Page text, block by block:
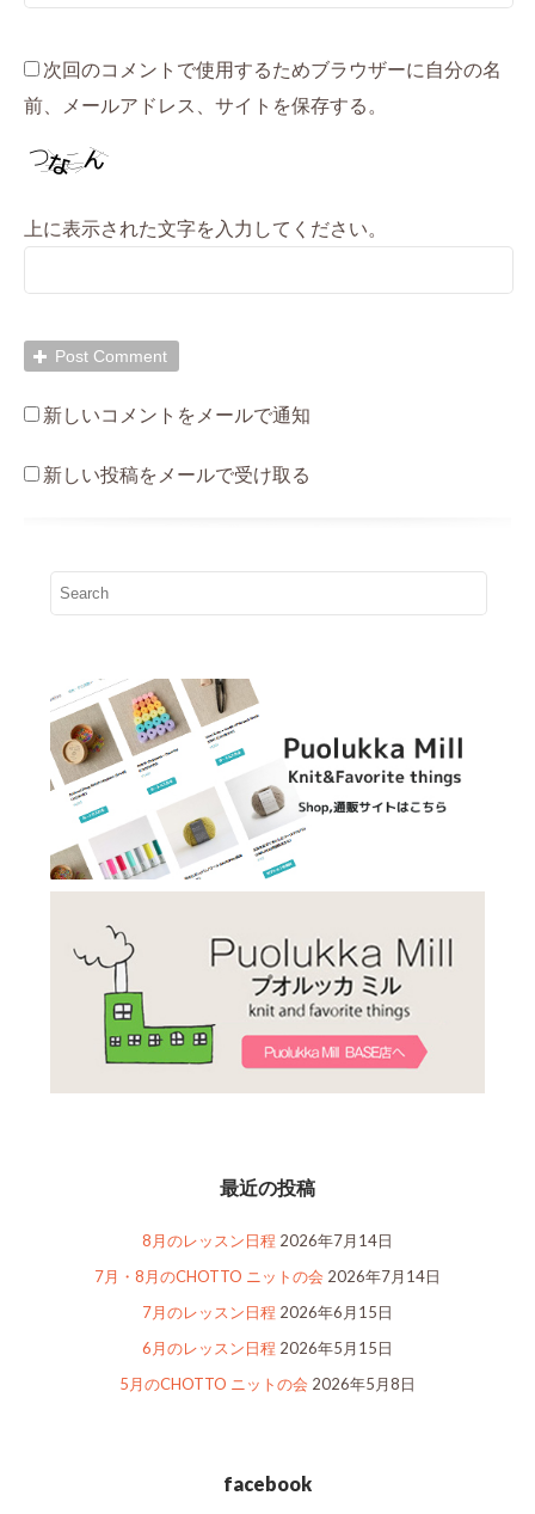
次回のコメントで使用するためブラウザーに自分の名
前、メールアドレス、サイトを保存する。
上に表示された文字を入力してください。
新しいコメントをメールで通知
新しい投稿をメールで受け取る
最近の投稿
8月のレッスン日程 2026年7月14日
7月・8月のCHOTTO ニットの会 2026年7月14日
7月のレッスン日程 2026年6月15日
6月のレッスン日程 2026年5月15日
5月のCHOTTO ニットの会 2026年5月8日
facebook